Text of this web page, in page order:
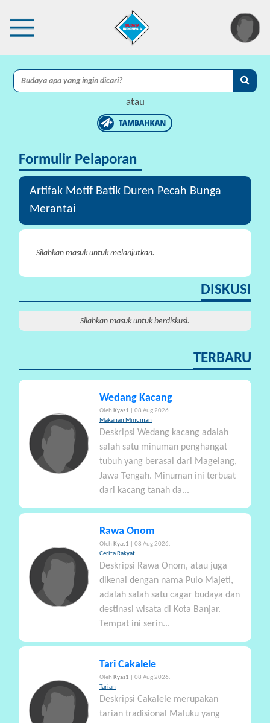
atau
×
I
P
r
o
e
k
A
T
S
I
P
N
A
Formulir Pelaporan
Artifak Motif Batik Duren Pecah Bunga
Merantai
Silahkan masuk untuk melanjutkan.
DISKUSI
Silahkan masuk untuk berdiskusi.
TERBARU
Wedang Kacang
Oleh Kyas1
| 08 Aug 2026.
Makanan Minuman
Deskripsi Wedang kacang adalah
salah satu minuman penghangat
tubuh yang berasal dari Magelang,
Jawa Tengah. Minuman ini terbuat
dari kacang tanah da...
Rawa Onom
Oleh Kyas1
| 08 Aug 2026.
Cerita Rakyat
Deskripsi Rawa Onom, atau juga
dikenal dengan nama Pulo Majeti,
adalah salah satu cagar budaya dan
destinasi wisata di Kota Banjar.
Tempat ini serin...
Tari Cakalele
Oleh Kyas1
| 08 Aug 2026.
Tarian
Deskripsi Cakalele merupakan
tarian tradisional Maluku yang